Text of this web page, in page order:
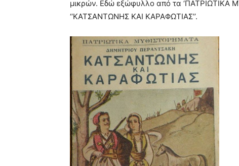
μικρών. Εδώ εξώφυλλο από τα ‘ΠΑΤΡΙΩΤΙΚΑ
‘‘ΚΑΤΣΑΝΤΩΝΗΣ ΚΑΙ ΚΑΡΑΦΩΤΙΑΣ’’.